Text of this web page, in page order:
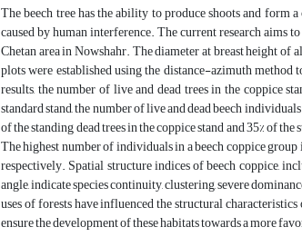
The beech tree has the ability to produce shoots and
caused by human interference. The current research aims
Chetan area in Nowshahr. The diameter at breast height
plots were established using the distance-azimuth
results, the number of live and dead trees in the coppice
standard stand, the number of live and dead beech
of the standing dead trees in the coppice stand and 35% of
The highest number of individuals in a beech coppice
respectively. Spatial structure indices of beech coppice,
angle, indicate species continuity, clustering, severe
uses of forests have influenced the structural
ensure the development of these habitats towards a more